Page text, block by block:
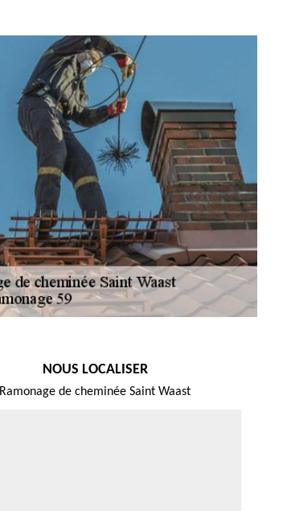
NOUS LOCALISER
Ramonage de cheminée Saint Waast